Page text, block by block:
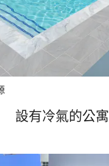
設有冷氣的公寓